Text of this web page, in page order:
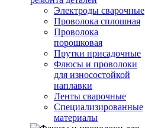
Электроды сварочные
Проволока сплошная
Проволока
порошковая
Прутки присадочные
Флюсы и проволоки
для износостойкой
наплавки
Ленты сварочные
Специализированные
материалы